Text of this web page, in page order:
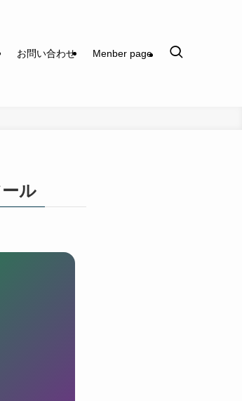
お問い合わせ Menber page
ル